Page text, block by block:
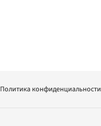
Политика конфиденциальности